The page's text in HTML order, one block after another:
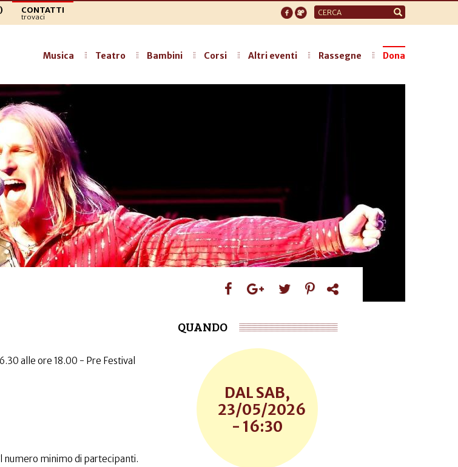
CONTATTI
trovaci
Form
di
Musica Teatro Bambini Corsi Altri eventi Rassegne Dona
alle ore 18.00 - Pre Festival
numero minimo di partecipanti.
QUANDO
SAB,
23/05/2026
- 16:30